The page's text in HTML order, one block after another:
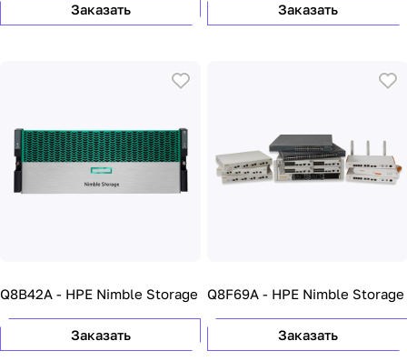
Заказать Заказать
Q8B42A - HPE Nimble Storage
Заказать
Q8F69A - HPE Nimble Storage
Заказать